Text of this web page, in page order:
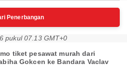
Penerbangan
pukul 07.13 GMT+0
tiket pesawat murah dari
Gokcen ke Bandara Vaclav